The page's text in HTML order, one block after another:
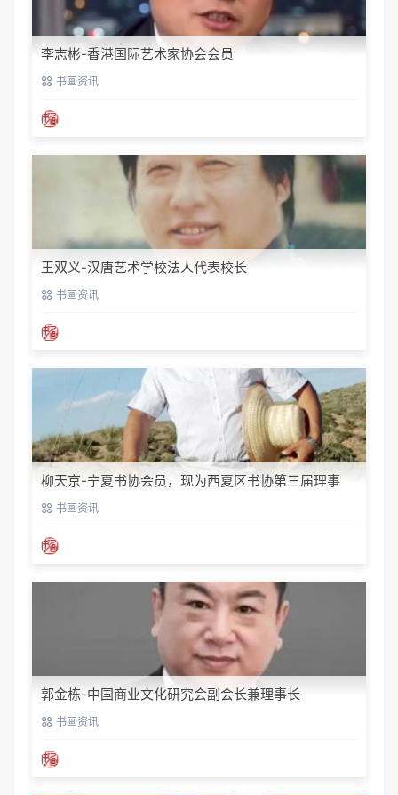
李志彬-香港国际艺术家协会会员
书画资讯
王双义-汉唐艺术学校法人代表校长
书画资讯
柳天京-宁夏书协会员，现为西夏区书协第三届理事
书画资讯
郭金栋-中国商业文化研究会副会长兼理事长
书画资讯